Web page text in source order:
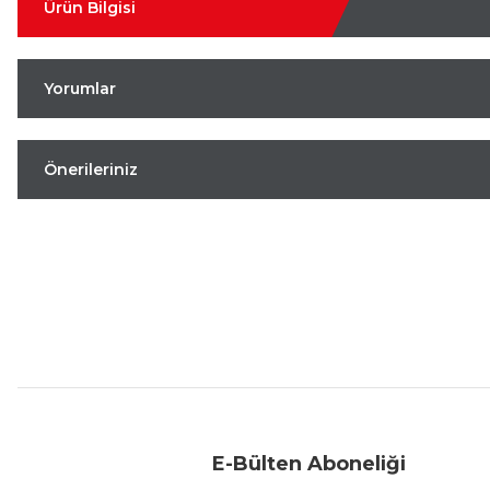
Ürün Bilgisi
Yorumlar
Önerileriniz
E-Bülten Aboneliği